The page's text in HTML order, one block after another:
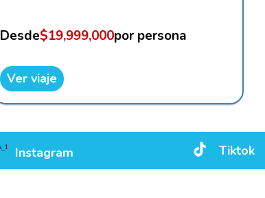
Desde$19,999,000por persona
Ver viaje
Instagram Tiktok